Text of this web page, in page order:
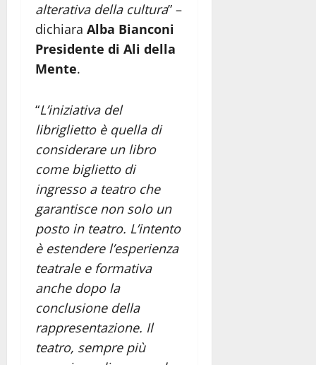
alterativa della cultura” –
dichiara Alba Bianconi
Presidente di Ali della
Mente.
“L’iniziativa del
libriglietto è quella di
considerare un libro
come biglietto di
ingresso a teatro che
garantisce non solo un
posto in teatro. L’intento
è estendere l’esperienza
teatrale e formativa
anche dopo la
conclusione della
rappresentazione. Il
teatro, sempre più